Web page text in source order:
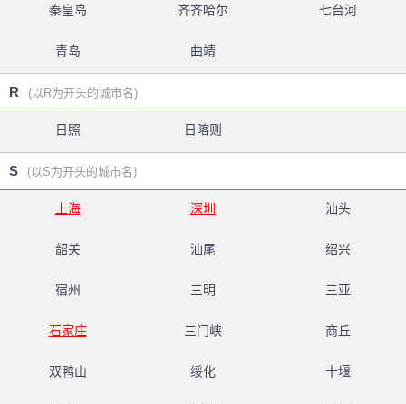
秦皇岛 齐齐哈尔 七台河
青岛 曲靖
R (以R为开头的城市名)
日照 日喀则
S (以S为开头的城市名)
上海 深圳 汕头
韶关 汕尾 绍兴
宿州 三明 三亚
石家庄 三门峡 商丘
双鸭山 绥化 十堰